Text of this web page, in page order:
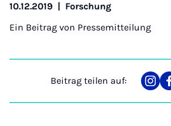
10.12.2019 | Forschung
Ein Beitrag von Pressemitteilung
Beitrag teilen auf:
auf